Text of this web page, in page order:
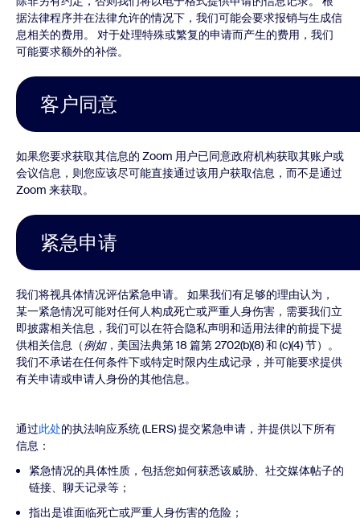
据法律程序并在法律允许的情况下，我们可能会要求报销与生成信
息相关的费用。 对于处理特殊或繁复的申请而产生的费用，我们
可能要求额外的补偿。
客户同意
如果您要求获取其信息的 Zoom 用户已同意政府机构获取其账户或
会议信息，则您应该尽可能直接通过该用户获取信息，而不是通过
Zoom 来获取。
紧急申请
我们将视具体情况评估紧急申请。 如果我们有足够的理由认为，
某一紧急情况可能对任何人构成死亡或严重人身伤害，需要我们立
即披露相关信息，我们可以在符合隐私声明和适用法律的前提下提
供相关信息（例如，美国法典第 18 篇第 2702(b)(8) 和 (c)(4) 节）。
我们不承诺在任何条件下或特定时限内生成记录，并可能要求提供
有关申请或申请人身份的其他信息。
通过此处的执法响应系统 (LERS) 提交紧急申请，并提供以下所有
信息：
紧急情况的具体性质，包括您如何获悉该威胁、社交媒体帖子的
链接、聊天记录等；
指出是谁面临死亡或严重人身伤害的危险；